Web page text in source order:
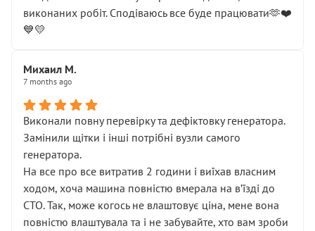
виконаних робіт. Сподіваюсь все буде працювати🫶❤️
💙💛
Михаил М.
7 months ago
Виконали повну перевірку та дефіктовку генератора.
Замінили щітки і інші потрібні вузли самого
генератора.
На все про все витратив 2 години і виїхав власним
ходом, хоча машина повністю вмерала на вʼїзді до
СТО. Так, може когось не влаштовує ціна, мене вона
повністю влаштувала та і не забувайте, хто вам зроби